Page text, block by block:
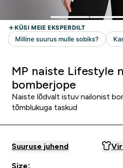
MP naiste Lifestyle
bomberjope
Naiste lõdvalt istuv nailonist
tõmblukuga taskud
Suuruse juhend
Size: